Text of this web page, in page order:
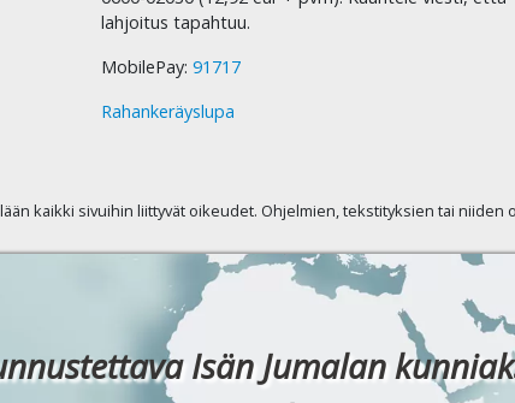
lahjoitus tapahtuu.
MobilePay: 91717
Rahankeräyslupa
kaikki sivuihin liittyvät oikeudet. Ohjelmien, tekstityksien tai
Isän Jumalan